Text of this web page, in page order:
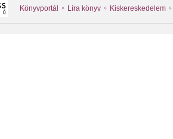
Könyvportál Líra könyv Kiskereskedelem